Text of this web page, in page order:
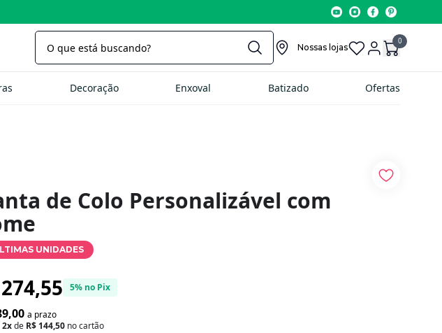
Nossas lojas
0
Decoração Enxoval Batizado Ofertas
de Colo Personalizável com
UNIDADES
5% no Pix
a prazo
2xde R$ 144,50 no cartão